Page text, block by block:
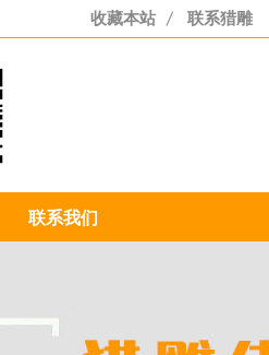
收藏本站 / 联系猎雕
7201
1704
联系我们